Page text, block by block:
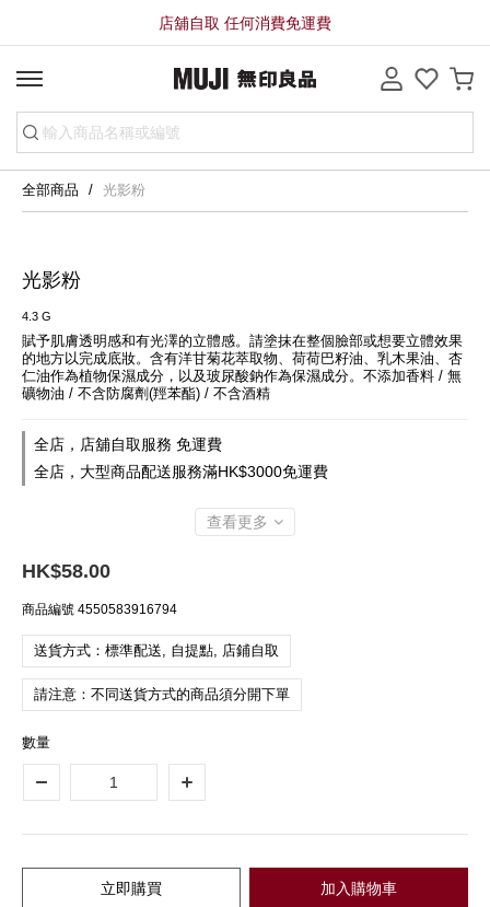
店舖自取 任何消費免運費
全部商品 光影粉
光影粉
4.3 G
賦予肌膚透明感和有光澤的立體感。請塗抹在整個臉部或想要立體效果
的地方以完成底妝。含有洋甘菊花萃取物、荷荷巴籽油、乳木果油、杏
仁油作為植物保濕成分，以及玻尿酸鈉作為保濕成分。不添加香料 / 無
礦物油 / 不含防腐劑(羥苯酯) / 不含酒精
全店，店舖自取服務 免運費
全店，大型商品配送服務滿HK$3000免運費
查看更多
HK$58.00
商品編號 4550583916794
送貨方式：標準配送, 自提點, 店鋪自取
請注意：不同送貨方式的商品須分開下單
數量
加入購物車
立即購買